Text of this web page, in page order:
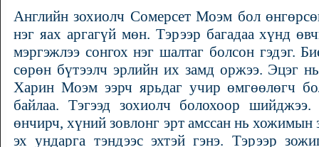
Английн зохиолч Сомерсет Моэм бол
нэг яах аргагүй мөн. Тэрээр багадаа хүнд
мэргэжлээ сонгох нэг шалтаг болсон гэдэг.
сөрөн бүтээлч эрлийн их замд оржээ. Эцэг
Харин Моэм ээрч ярьдаг учир өмгөөлөгч
байлаа. Тэгээд зохиолч болохоор шийджээ.
өнчирч, хүний зовлонг эрт амссан нь хожимын
эх ундарга тэндээс эхтэй гэнэ. Тэрээр